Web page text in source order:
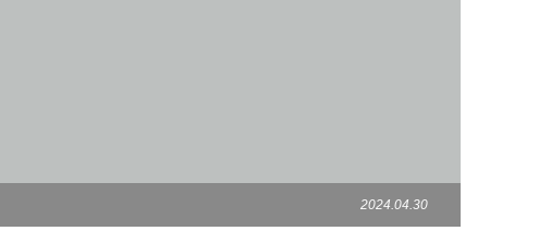
2024.04.30